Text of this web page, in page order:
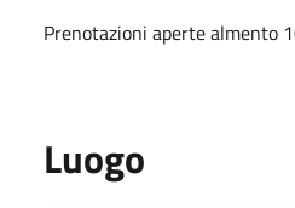
Prenotazioni aperte almento
Luogo